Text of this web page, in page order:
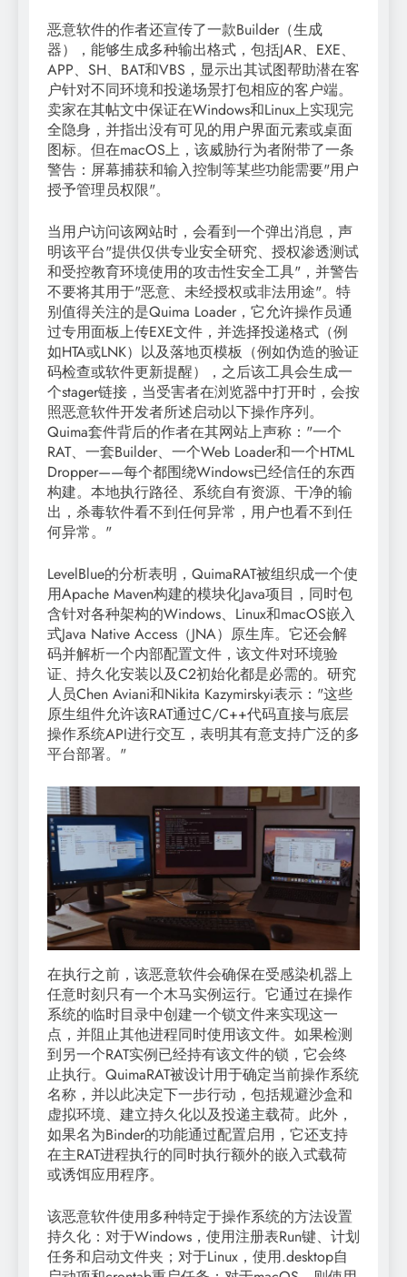
恶意软件的作者还宣传了一款Builder（生成
器），能够生成多种输出格式，包括JAR、EXE、
APP、SH、BAT和VBS，显示出其试图帮助潜在客
户针对不同环境和投递场景打包相应的客户端。
卖家在其帖文中保证在Windows和Linux上实现完
全隐身，并指出没有可见的用户界面元素或桌面
图标。但在macOS上，该威胁行为者附带了一条
警告：屏幕捕获和输入控制等某些功能需要"用户
授予管理员权限"。
当用户访问该网站时，会看到一个弹出消息，声
明该平台"提供仅供专业安全研究、授权渗透测试
和受控教育环境使用的攻击性安全工具"，并警告
不要将其用于"恶意、未经授权或非法用途"。特
别值得关注的是Quima Loader，它允许操作员通
过专用面板上传EXE文件，并选择投递格式（例
如HTA或LNK）以及落地页模板（例如伪造的验证
码检查或软件更新提醒），之后该工具会生成一
个stager链接，当受害者在浏览器中打开时，会按
照恶意软件开发者所述启动以下操作序列。
Quima套件背后的作者在其网站上声称："一个
RAT、一套Builder、一个Web Loader和一个HTML
Dropper——每个都围绕Windows已经信任的东西
构建。本地执行路径、系统自有资源、干净的输
出，杀毒软件看不到任何异常，用户也看不到任
何异常。"
LevelBlue的分析表明，QuimaRAT被组织成一个使
用Apache Maven构建的模块化Java项目，同时包
含针对各种架构的Windows、Linux和macOS嵌入
式Java Native Access（JNA）原生库。它还会解
码并解析一个内部配置文件，该文件对环境验
证、持久化安装以及C2初始化都是必需的。研究
人员Chen Aviani和Nikita Kazymirskyi表示："这些
原生组件允许该RAT通过C/C++代码直接与底层
操作系统API进行交互，表明其有意支持广泛的多
平台部署。"
在执行之前，该恶意软件会确保在受感染机器上
任意时刻只有一个木马实例运行。它通过在操作
系统的临时目录中创建一个锁文件来实现这一
点，并阻止其他进程同时使用该文件。如果检测
到另一个RAT实例已经持有该文件的锁，它会终
止执行。QuimaRAT被设计用于确定当前操作系统
名称，并以此决定下一步行动，包括规避沙盒和
虚拟环境、建立持久化以及投递主载荷。此外，
如果名为Binder的功能通过配置启用，它还支持
在主RAT进程执行的同时执行额外的嵌入式载荷
或诱饵应用程序。
该恶意软件使用多种特定于操作系统的方法设置
持久化：对于Windows，使用注册表Run键、计划
任务和启动文件夹；对于Linux，使用.desktop自